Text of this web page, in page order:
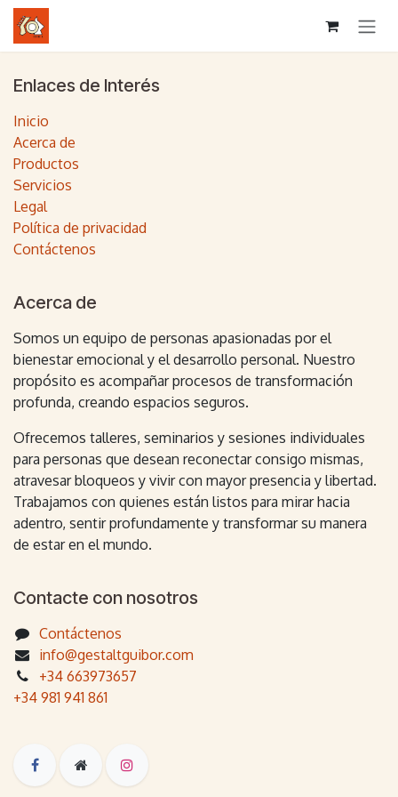
Ir al contenido
Enlaces de Interés
Inicio
Acerca de
Productos
Servicios
Legal
Política de privacidad
Contáctenos
Acerca de
Somos un equipo de personas apasionadas por el
bienestar emocional y el desarrollo personal. Nuestro
propósito es acompañar procesos de transformación
profunda, creando espacios seguros.
Ofrecemos talleres, seminarios y sesiones individuales
para personas que desean reconectar consigo mismas,
atravesar bloqueos y vivir con mayor presencia y libertad.
Trabajamos con quienes están listos para mirar hacia
adentro, sentir profundamente y transformar su manera
de estar en el mundo.
Contacte con nosotros
Contáctenos
info@gestaltguibor.com
+34 663973657
+34 981 941 861